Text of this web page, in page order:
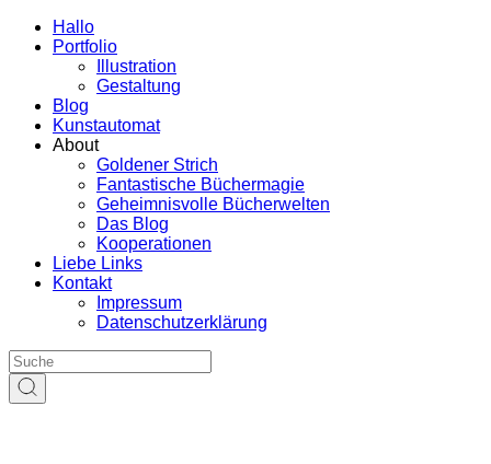
Hallo
Portfolio
Illustration
Gestaltung
Blog
Kunstautomat
About
Goldener Strich
Fantastische Büchermagie
Geheimnisvolle Bücherwelten
Das Blog
Kooperationen
Liebe Links
Kontakt
Impressum
Datenschutzerklärung